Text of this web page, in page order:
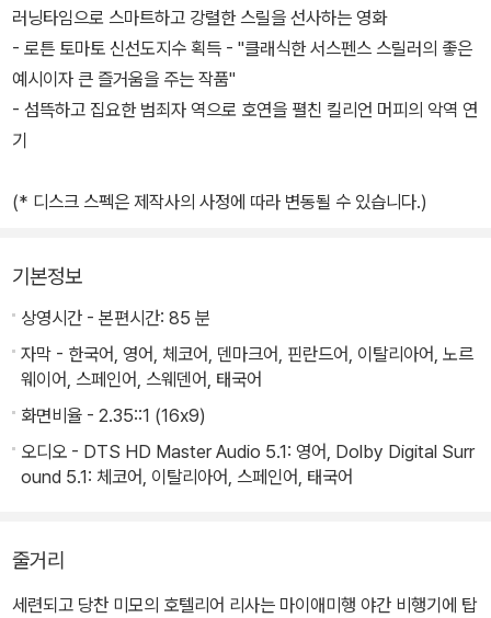
러닝타임으로 스마트하고 강렬한 스릴을 선사하는 영화
- 로튼 토마토 신선도지수 획득 - "클래식한 서스펜스 스릴러의 좋은
예시이자 큰 즐거움을 주는 작품"
- 섬뜩하고 집요한 범죄자 역으로 호연을 펼친 킬리언 머피의 악역 연
기
(* 디스크 스펙은 제작사의 사정에 따라 변동될 수 있습니다.)
기본정보
상영시간 - 본편시간: 85 분
자막 - 한국어, 영어, 체코어, 덴마크어, 핀란드어, 이탈리아어, 노르
웨이어, 스페인어, 스웨덴어, 태국어
화면비율 - 2.35::1 (16x9)
오디오 - DTS HD Master Audio 5.1: 영어, Dolby Digital Surr
ound 5.1: 체코어, 이탈리아어, 스페인어, 태국어
줄거리
세련되고 당찬 미모의 호텔리어 리사는 마이애미행 야간 비행기에 탑